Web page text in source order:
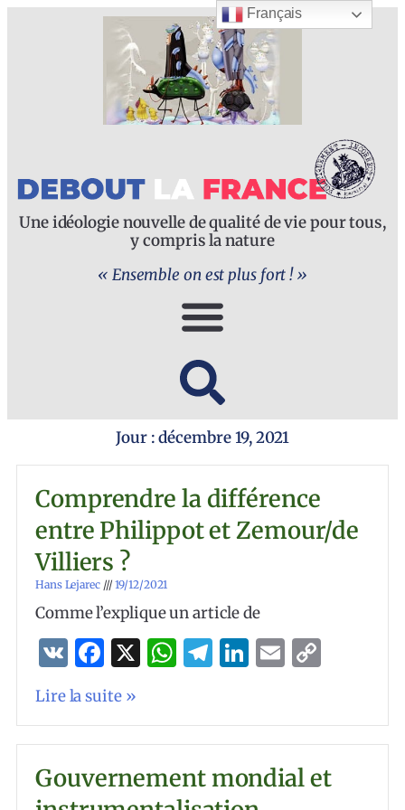
Une idéologie nouvelle de qualité de vie pour tous,
y compris la nature
« Ensemble on est plus fort ! »
Jour : décembre 19, 2021
Comprendre la différence
entre Philippot et Zemour/de
Villiers ?
Hans Lejarec 19/12/2021
Comme l’explique un article de
VK Facebook
X WhatsApp
Telegram
LinkedIn
Email
Lire la suite »
Gouvernement mondial et
Français